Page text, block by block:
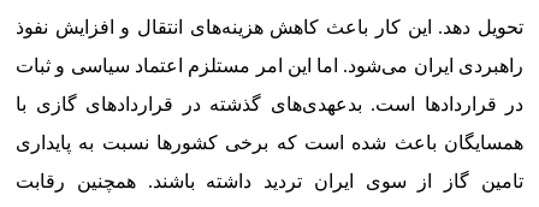
تحویل دهد. این کار باعث کاهش هزینه‌های انتقال و افزایش نفوذ
راهبردی ایران می‌شود. اما این امر مستلزم اعتماد سیاسی و ثبات
در قراردادها است. بدعهدی‌های گذشته در قراردادهای گازی با
همسایگان باعث شده است که برخی کشورها نسبت به پایداری
تامین گاز از سوی ایران تردید داشته باشند. همچنین رقابت